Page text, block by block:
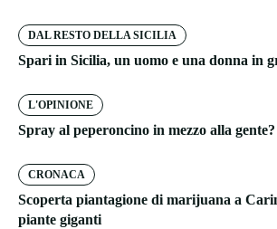
DAL RESTO DELLA SICILIA
Spari in Sicilia, un uomo e una donna in
L'OPINIONE
Spray al peperoncino in mezzo alla
CRONACA
Scoperta piantagione di marijuana a
piante giganti